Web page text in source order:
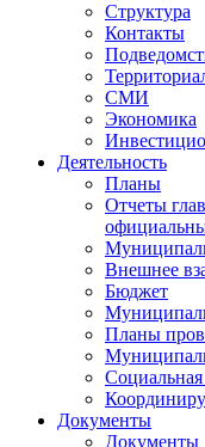
Структура
Контакты
СМИ
Экономика
Деятельность
Планы
Отчеты
Внешнее
Бюджет
Планы
Документы
Документы